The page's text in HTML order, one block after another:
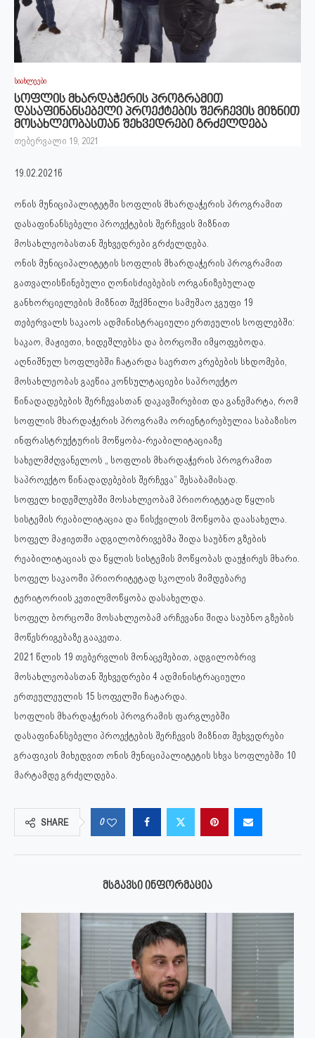
სიახლეები
სოფლის მხარდაჭერის პროგრამით
დასაფინანსებელი პროექტების შერჩევის მიზნით
მოსახლეობასთან შეხვედრები გრძელდება
თებერვალი 19, 2021
19.02.2021წ
ონის მუნიციპალიტეტში სოფლის მხარდაჭერის პროგრამით
დასაფინანსებელი პროექტების შერჩევის მიზნით
მოსახლეობასთან შეხვედრები გრძელდება.
ონის მუნიციპალიტეტის სოფლის მხარდაჭერის პროგრამით
გათვალისწინებული ღონისძიებების ორგანიზებულად
განხორციელების მიზნით შექმნილი სამუშაო ჯგუფი 19
თებერვალს საკაოს ადმინისტრაციული ერთეულის სოფლებში:
საკაო, მაჟიეთი, ხიდეშლებსა და ბორცოში იმყოფებოდა.
აღნიშნულ სოფლებში ჩატარდა საერთო კრებების სხდომები,
მოსახლეობას გაეწია კონსულტაციები საპროექტო
წინადადებების შერჩევასთან დაკავშირებით და განემარტა, რომ
სოფლის მხარდაჭერის პროგრამა ორიენტირებულია საბაზისო
ინფრასტრუქტურის მოწყობა-რეაბილიტაციაზე
სახელმძღვანელოს „ სოფლის მხარდაჭერის პროგრამით
საპროექტო წინადადებების შერჩევა“ შესაბამისად.
სოფელ ხიდეშლებში მოსახლეობამ პრიორიტეტად წყლის
სისტემის რეაბილიტაცია და წისქვილის მოწყობა დაასახელა.
სოფელ მაჟიეთში ადგილობრივებმა შიდა საუბნო გზების
რეაბილიტაციას და წყლის სისტემის მოწყობას დაუჭირეს მხარი.
სოფელ საკაოში პრიორიტეტად სკოლის მიმდებარე
ტერიტორიის კეთილმოწყობა დასახელდა.
სოფელ ბორცოში მოსახლეობამ არჩევანი შიდა საუბნო გზების
მოწესრიგებაზე გააკეთა.
2021 წლის 19 თებერვლის მონაცემებით, ადგილობრივ
მოსახლეობასთან შეხვედრები 4 ადმინისტრაციული
ერთეულეულის 15 სოფელში ჩატარდა.
სოფლის მხარდაჭერის პროგრამის ფარგლებში
დასაფინანსებელი პროექტების შერჩევის მიზნით შეხვედრები
გრაფიკის მიხედვით ონის მუნიციპალიტეტის სხვა სოფლებში 10
მარტამდე გრძელდება.
SHARE 0
ᲛᲡᲒᲐᲕᲡᲘ ᲘᲜᲤᲝᲠᲛᲐᲪᲘᲐ